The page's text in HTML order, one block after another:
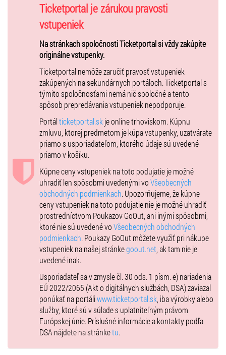
Pamela – energická a vždy aktívna žena neustále bojujúca
s nadváhou, ktorá už nie je nezamestnaná. Žofia – stále vzorná
gazdiná a žiarlivo starostlivá manželka svojho Heňa. Marika –
príťažlivá podnikateľka po rozvode, ktorá práve dnes oslavuje so
svojimi priateľkami narodeniny. Módny butik vymenila za útulnú
kaviareň a Kristínu za novú kamarátku. Tá sa volá Andrea – trochu
bláznivá, trochu naivná, ale vždy usmievavá, citlivá duša
v nespútanom tele. Spolumajiteľka ich spoločného podniku. Čo
myslíte, aká atmosféra zavládne na tejto narodeninovej oslave? Máte
pravdu! Tam, kde sa stretne toľko rozdielnych žien, ktoré sa dlho
nevideli a majú si toho toľko čo povedať, tam o dobrú náladu nie je
Výnimočná zábava sa začína!
Vyše 180 predstavení a tisícky nadšených divákov inscenácie
„Klimaktérium... a čo?“po piatich rokoch od jej premiéry
(s dvojročnou pandemickou prestávkou) jasne dokazujú, že ženský
svet je nevyčerpateľnou témou. Najmä pre divadelnú komédiu. Lebo
žena a humor majú k sebe veľmi blízko. Hrdinky nášho predstavenia
nanovo „povstanú z prachu“ a hrdo vykročia k naplneniu ideálov,
o ktoré bojovali v prvej časti: obdobie menopauzy nie je koniec, ale
začiatok nového života.
Skutočná terapia smiechom! Upokojujúca a účinná! Pod jej vplyvom
získate nadhľad nad sebou. Nad vlastnými problémami, boľačkami,
obavami a strachom.
Čo na vás čaká? Množstvo komických situácií, oslobodzujúci smiech
a nejedno prekvapenie. Úplne nové, melodicky chytľavé pesničky s
vtipnými textami, ktoré si budete neustále pospevovať. Úsmevná
choreografia, malebná dekorácia, fantastické kostýmy. Ale
predovšetkým nespútaná, nákazlivá, jedinečná energia, ktorú
Ticketportal je zárukou pravosti
vstupeniek
Na stránkach spoločnosti Ticketportal si vždy zakúpite
originálne vstupenky.
Ticketportal nemôže zaručiť pravosť vstupeniek
zakúpených na sekundárnych portáloch. Ticketportal s
týmito spoločnosťami nemá nič spoločné a tento
spôsob prepredávania vstupeniek nepodporuje.
Portálticketportal.sk je online trhoviskom. Kúpnu
zmluvu, ktorej predmetom je kúpa vstupenky, uzatvárate
priamo s usporiadateľom, ktorého údaje sú uvedené
priamo v košíku.
Kúpne ceny vstupeniek na toto podujatie je možné
uhradiť len spôsobmi uvedenými voVšeobecných
obchodných podmienkach. Upozorňujeme, že kúpne
ceny vstupeniek na toto podujatie nie je možné uhradiť
prostredníctvom Poukazov GoOut, ani inými spôsobmi,
ktoré nie sú uvedené voVšeobecných obchodných
podmienkach. Poukazy GoOut môžete využiť pri nákupe
vstupeniek na našej stránkegoout.net , ak tam nie je
uvedené inak.
Usporiadateľ sa v zmysle čl. 30 ods. 1 písm. e) nariadenia
EÚ 2022/2065 (Akt o digitálnych službách, DSA) zaviazal
ponúkať na portáliwww.ticketportal.sk , iba výrobky alebo
služby, ktoré sú v súlade s uplatniteľným právom
Európskej únie. Príslušné informácie a kontakty podľa
DSA nájdete na stránketu.